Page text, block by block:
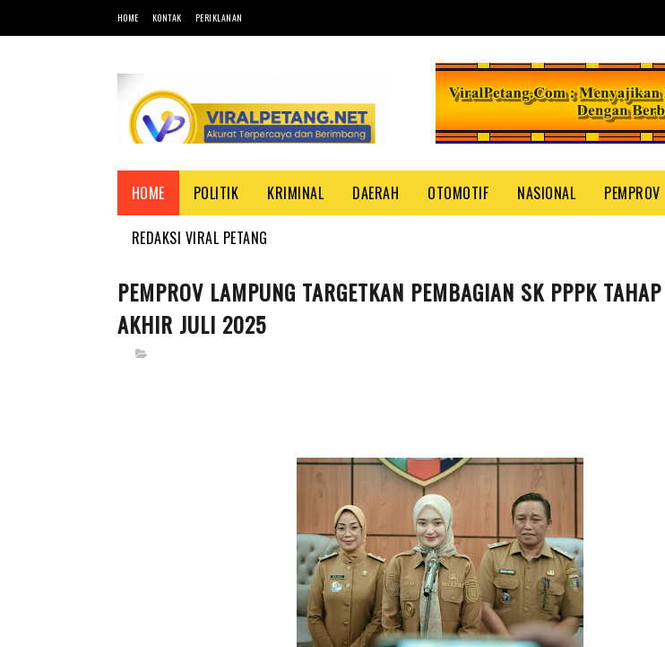
HOME KONTAK PERIKLANAN
HOME POLITIK KRIMINAL DAERAH OTOMOTIF NASIONAL PEMPROV
REDAKSI VIRAL PETANG
PEMPROV LAMPUNG TARGETKAN PEMBAGIAN SK PPPK
AKHIR JULI 2025